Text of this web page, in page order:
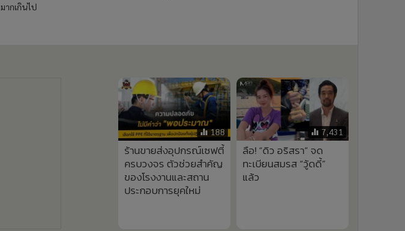
มากเกินไป
188
ร้านขายส่งอุปกรณ์เซฟตี้
ครบวงจร ตัวช่วยสำคัญ
ของโรงงานและสถาน
ประกอบการยุคใหม่
7,431
ลือ! “ดิว อริสรา” จด
ทะเบียนสมรส “วู้ดดี้”
แล้ว